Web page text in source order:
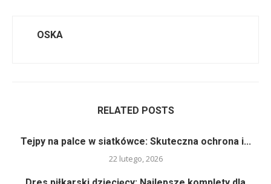
OSKA
RELATED POSTS
Tejpy na palce w siatkówce: Skuteczna ochrona i...
22 lutego, 2026